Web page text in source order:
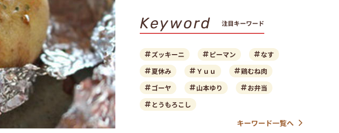
Keyword 注目キーワード
ズッキーニ ピーマン
なす
夏休み
Ｙｕｕ
鶏むね肉
ゴーヤ
山本ゆり
お弁当
とうもろこし
キーワード一覧へ